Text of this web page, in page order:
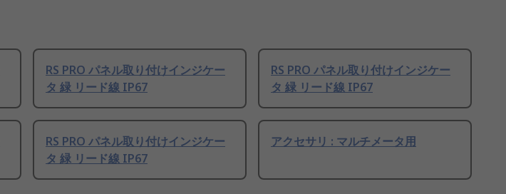
RS PRO パネル取り付けインジケー
タ 緑 リード線 IP67
RS PRO パネル取り付けインジケー
タ 緑 リード線 IP67
RS PRO パネル取り付けインジケー
タ 緑 リード線 IP67
アクセサリ : マルチメータ用